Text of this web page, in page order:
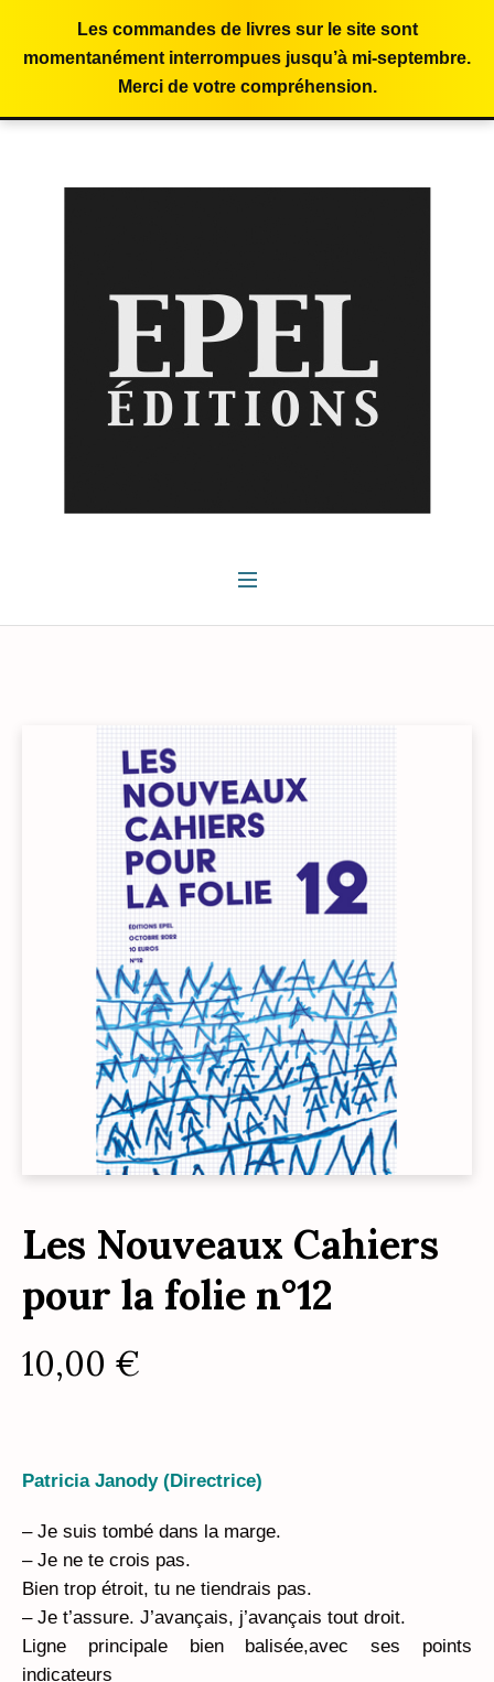
Les commandes de livres sur le site sont
momentanément interrompues jusqu’à mi-septembre.
Merci de votre compréhension.
Les Nouveaux Cahiers
pour la folie n°12
10,00 €
Patricia Janody (Directrice)
– Je suis tombé dans la marge.
– Je ne te crois pas.
Bien trop étroit, tu ne tiendrais pas.
– Je t’assure. J’avançais, j’avançais tout droit.
Ligne principale bien balisée,avec ses points
indicateurs